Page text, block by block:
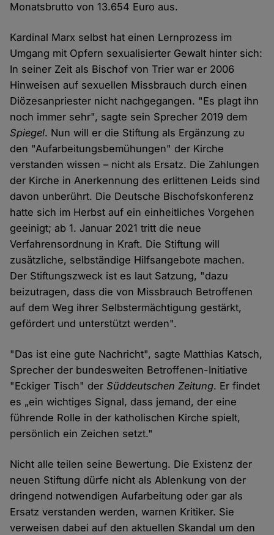
Monatsbrutto von 13.654 Euro aus.
Kardinal Marx selbst hat einen Lernprozess im
Umgang mit Opfern sexualisierter Gewalt hinter sich:
In seiner Zeit als Bischof von Trier war er 2006
Hinweisen auf sexuellen Missbrauch durch einen
Diözesanpriester nicht nachgegangen. "Es plagt ihn
noch immer sehr", sagte sein Sprecher 2019 dem
Spiegel. Nun will er die Stiftung als Ergänzung zu
den "Aufarbeitungsbemühungen" der Kirche
verstanden wissen – nicht als Ersatz. Die Zahlungen
der Kirche in Anerkennung des erlittenen Leids sind
davon unberührt. Die Deutsche Bischofskonferenz
hatte sich im Herbst auf ein einheitliches Vorgehen
geeinigt; ab 1. Januar 2021 tritt die neue
Verfahrensordnung in Kraft. Die Stiftung will
zusätzliche, selbständige Hilfsangebote machen.
Der Stiftungszweck ist es laut Satzung, "dazu
beizutragen, dass die von Missbrauch Betroffenen
auf dem Weg ihrer Selbstermächtigung gestärkt,
gefördert und unterstützt werden".
"Das ist eine gute Nachricht", sagte Matthias Katsch,
Sprecher der bundesweiten Betroffenen-Initiative
"Eckiger Tisch" derSüddeutschen Zeitung. Er findet
es „ein wichtiges Signal, dass jemand, der eine
führende Rolle in der katholischen Kirche spielt,
persönlich ein Zeichen setzt."
Nicht alle teilen seine Bewertung. Die Existenz der
neuen Stiftung dürfe nicht als Ablenkung von der
dringend notwendigen Aufarbeitung oder gar als
Ersatz verstanden werden, warnen Kritiker. Sie
verweisen dabei auf den aktuellen Skandal um den